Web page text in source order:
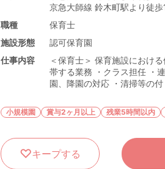
京急大師線 鈴木町駅より徒歩
職種
保育士
施設形態
認可保育園
仕事内容
＜保育士＞ 保育施設におけ
帯する業務 ・クラス担任 ・
園、降園の対応 ・清掃等の付
小規模園 賞与2ヶ月以上 残業5時間以内
キープする